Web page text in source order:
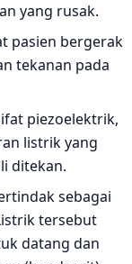
yang rusak.
pasien bergerak
tekanan pada
piezoelektrik,
listrik yang
ditekan.
sebagai
tersebut
datang dan